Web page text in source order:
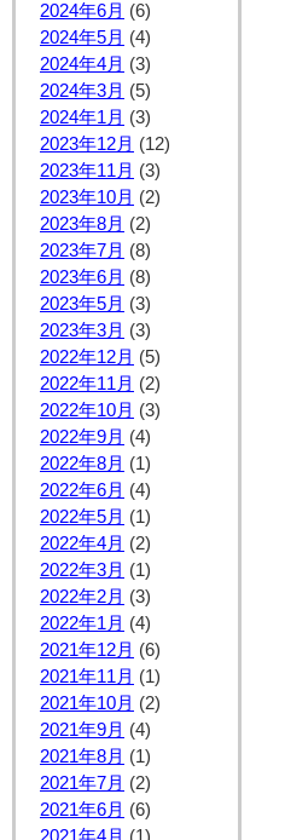
2024年6月 (6)
2024年5月 (4)
2024年4月 (3)
2024年3月 (5)
2024年1月 (3)
2023年12月 (12)
2023年11月 (3)
2023年10月 (2)
2023年8月 (2)
2023年7月 (8)
2023年6月 (8)
2023年5月 (3)
2023年3月 (3)
2022年12月 (5)
2022年11月 (2)
2022年10月 (3)
2022年9月 (4)
2022年8月 (1)
2022年6月 (4)
2022年5月 (1)
2022年4月 (2)
2022年3月 (1)
2022年2月 (3)
2022年1月 (4)
2021年12月 (6)
2021年11月 (1)
2021年10月 (2)
2021年9月 (4)
2021年8月 (1)
2021年7月 (2)
2021年6月 (6)